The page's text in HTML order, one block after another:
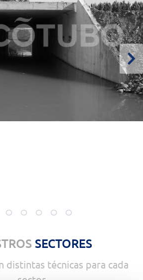
SECTORES
distintas técnicas para cada